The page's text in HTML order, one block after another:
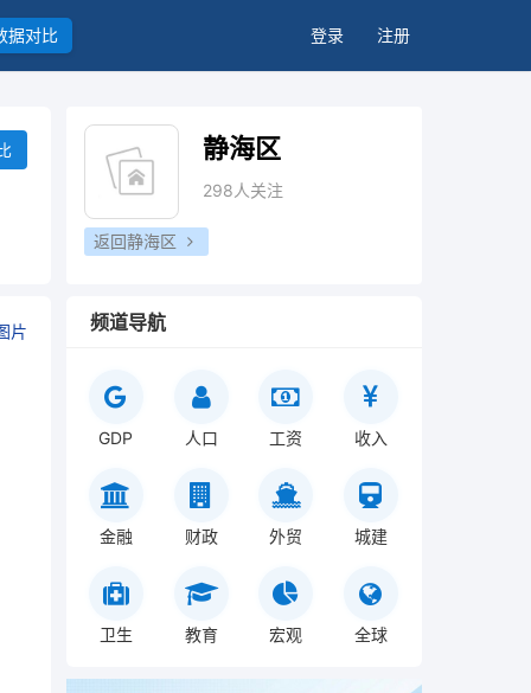
据对比 登录 注册
片
静海区
298人关注
返回静海区
频道导航
GDP 人口 工资 收入
金融 财政 外贸 城建
卫生 教育 宏观 全球